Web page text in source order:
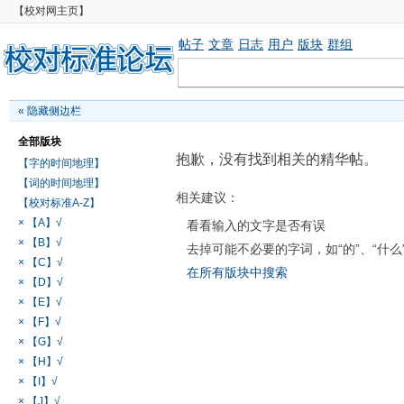
【校对网主页】
帖子 文章 日志 用户 版块 群组
« 隐藏侧边栏
全部版块
【字的时间地理】
【词的时间地理】
【校对标准A-Z】
× 【A】√
× 【B】√
× 【C】√
× 【D】√
× 【E】√
× 【F】√
× 【G】√
× 【H】√
× 【I】√
× 【J】√
抱歉，没有找到相关的精华帖。
相关建议：
看看输入的文字是否有误
去掉可能不必要的字词，如“的”、“什么
在所有版块中搜索